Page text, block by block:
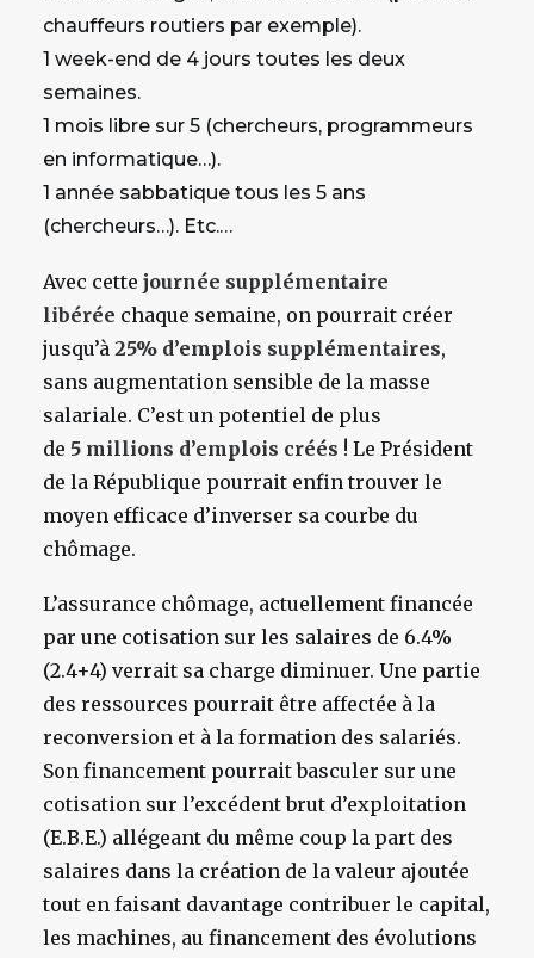
chauffeurs routiers par exemple).
1 week-end de 4 jours toutes les deux
semaines.
1 mois libre sur 5 (chercheurs, programmeurs
en informatique…).
1 année sabbatique tous les 5 ans
(chercheurs…). Etc.…
Avec cette journée supplémentaire
libérée chaque semaine, on pourrait créer
jusqu’à 25% d’emplois supplémentaires,
sans augmentation sensible de la masse
salariale. C’est un potentiel de plus
de 5 millions d’emplois créés ! Le Président
de la République pourrait enfin trouver le
moyen efficace d’inverser sa courbe du
chômage.
L’assurance chômage, actuellement financée
par une cotisation sur les salaires de 6.4%
(2.4+4) verrait sa charge diminuer. Une partie
des ressources pourrait être affectée à la
reconversion et à la formation des salariés.
Son financement pourrait basculer sur une
cotisation sur l’excédent brut d’exploitation
(E.B.E.) allégeant du même coup la part des
salaires dans la création de la valeur ajoutée
tout en faisant davantage contribuer le capital,
les machines, au financement des évolutions